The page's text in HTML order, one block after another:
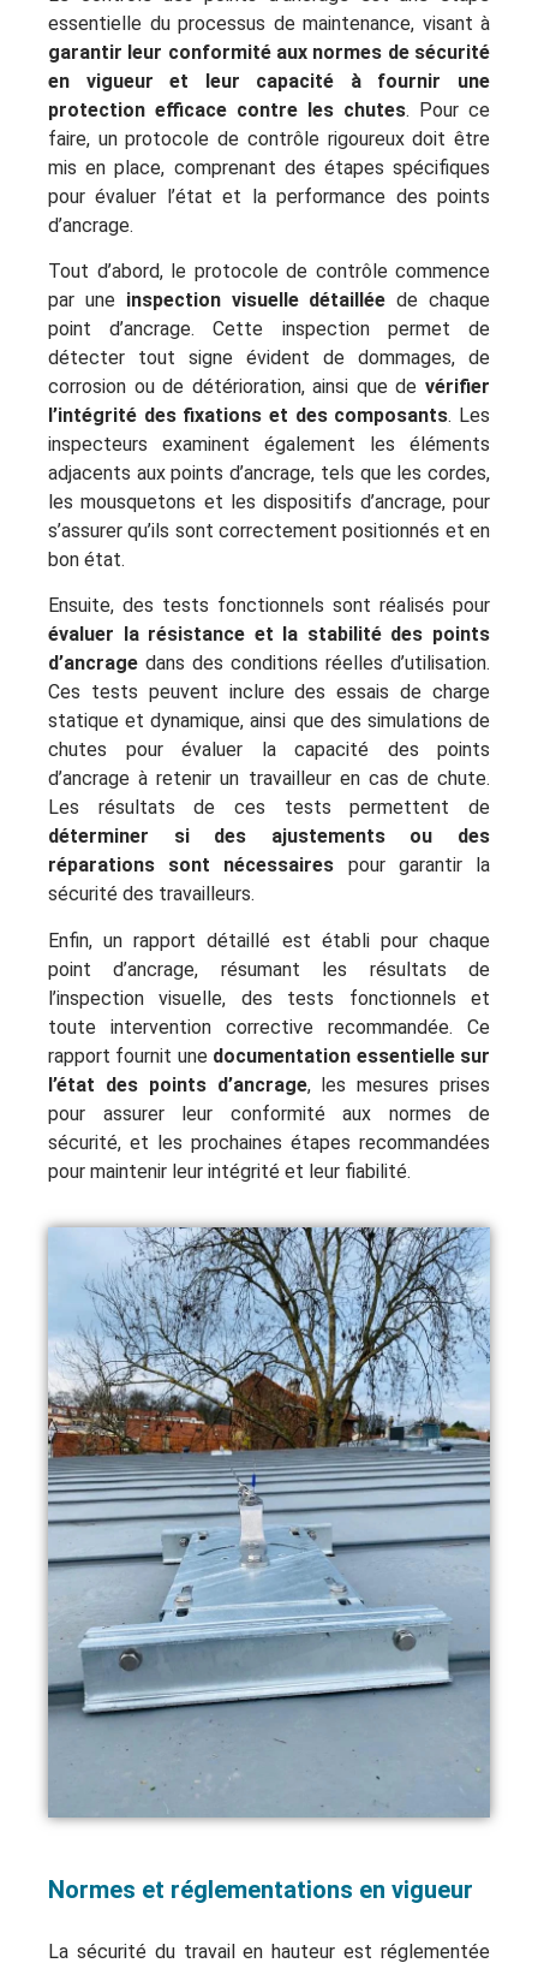
essentielle du processus de maintenance, visant à
garantir leur conformité aux normes de sécurité
en vigueur et leur capacité à fournir une
protection efficace contre les chutes. Pour ce
faire, un protocole de contrôle rigoureux doit être
mis en place, comprenant des étapes spécifiques
pour évaluer l’état et la performance des points
d’ancrage.
Tout d’abord, le protocole de contrôle commence
par une inspection visuelle détaillée de chaque
point d’ancrage. Cette inspection permet de
détecter tout signe évident de dommages, de
corrosion ou de détérioration, ainsi que de vérifier
l’intégrité des fixations et des composants. Les
inspecteurs examinent également les éléments
adjacents aux points d’ancrage, tels que les cordes,
les mousquetons et les dispositifs d’ancrage, pour
s’assurer qu’ils sont correctement positionnés et en
bon état.
Ensuite, des tests fonctionnels sont réalisés pour
évaluer la résistance et la stabilité des points
d’ancrage dans des conditions réelles d’utilisation.
Ces tests peuvent inclure des essais de charge
statique et dynamique, ainsi que des simulations de
chutes pour évaluer la capacité des points
d’ancrage à retenir un travailleur en cas de chute.
Les résultats de ces tests permettent de
déterminer si des ajustements ou des
réparations sont nécessaires pour garantir la
sécurité des travailleurs.
Enfin, un rapport détaillé est établi pour chaque
point d’ancrage, résumant les résultats de
l’inspection visuelle, des tests fonctionnels et
toute intervention corrective recommandée. Ce
rapport fournit une documentation essentielle sur
l’état des points d’ancrage, les mesures prises
pour assurer leur conformité aux normes de
sécurité, et les prochaines étapes recommandées
pour maintenir leur intégrité et leur fiabilité.
Normes et réglementations en vigueur
La sécurité du travail en hauteur est réglementée